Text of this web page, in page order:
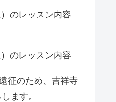
のレッスン内容
のレッスン内容
征のため、吉祥寺
ます。